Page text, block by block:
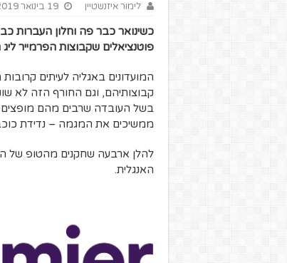
לימור איזנשטיין 19 בינואר 2019
כשינואר כבר פה וחלון העברות
פוטנציאלים שקבוצות הפרמייר ליג
המועדונים באגליה לעיתים
קבוצותיהם, וגם החורף הזה לא
בשל העובדה שרבים מהם מופצים
ממשיכים את המגמה – נדידת
להלן ארבעה שחקנים מהטופ של
האנגלית.